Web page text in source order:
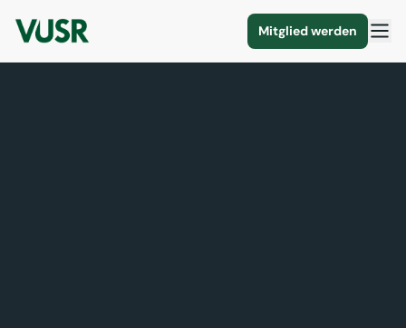
Mitglied werden